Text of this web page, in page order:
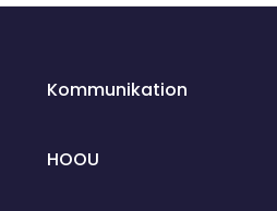
Kommunikation
HOOU